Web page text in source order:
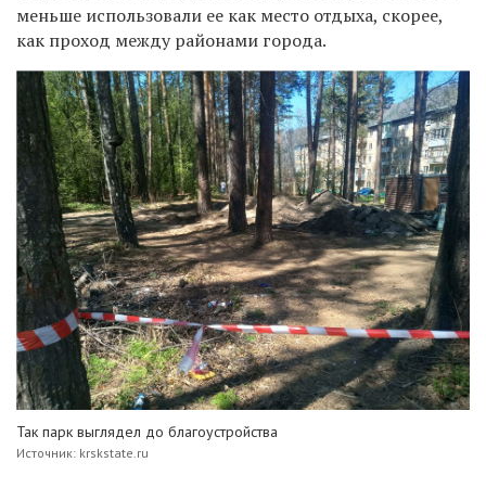
меньше использовали ее как место отдыха, скорее,
как проход между районами города.
Так парк выглядел до благоустройства
Источник: krskstate.ru